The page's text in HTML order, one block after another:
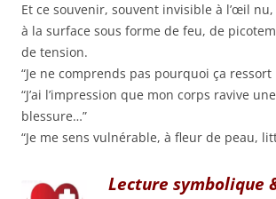
Et ce souvenir, souvent invisible à l’œil
à la surface sous forme de feu, de
de tension.
“Je ne comprends pas pourquoi ça
“J’ai l’impression que mon corps ravive
blessure…”
“Je me sens vulnérable, à fleur de peau,
Lecture symbolique